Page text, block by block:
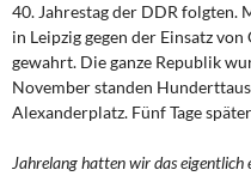
40. Jahrestag der DDR folgten.
in Leipzig gegen der Einsatz
gewahrt. Die ganze Republik
November standen
Alexanderplatz. Fünf Tage
Jahrelang hatten wir das eigentlich